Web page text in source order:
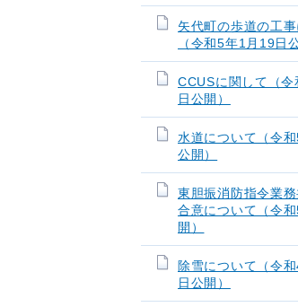
矢代町の歩道の工
（令和5年1月19日
CCUSに関して（
日公開）
水道について（令
公開）
東胆振消防指令業
合意について（令
開）
除雪について（令
日公開）